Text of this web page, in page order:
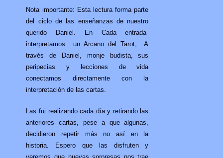
Nota importante: Esta lectura forma parte
del ciclo de las enseñanzas de nuestro
querido Daniel. En Cada entrada
interpretamos un Arcano del Tarot, A
través de Daniel, monje budista, sus
peripecias y lecciones de vida
conectamos directamente con la
interpretación de las cartas.
Las fui realizando cada día y retirando las
anteriores cartas, pese a que algunas,
decidieron repetir más no así en la
historia. Espero que las disfruten y